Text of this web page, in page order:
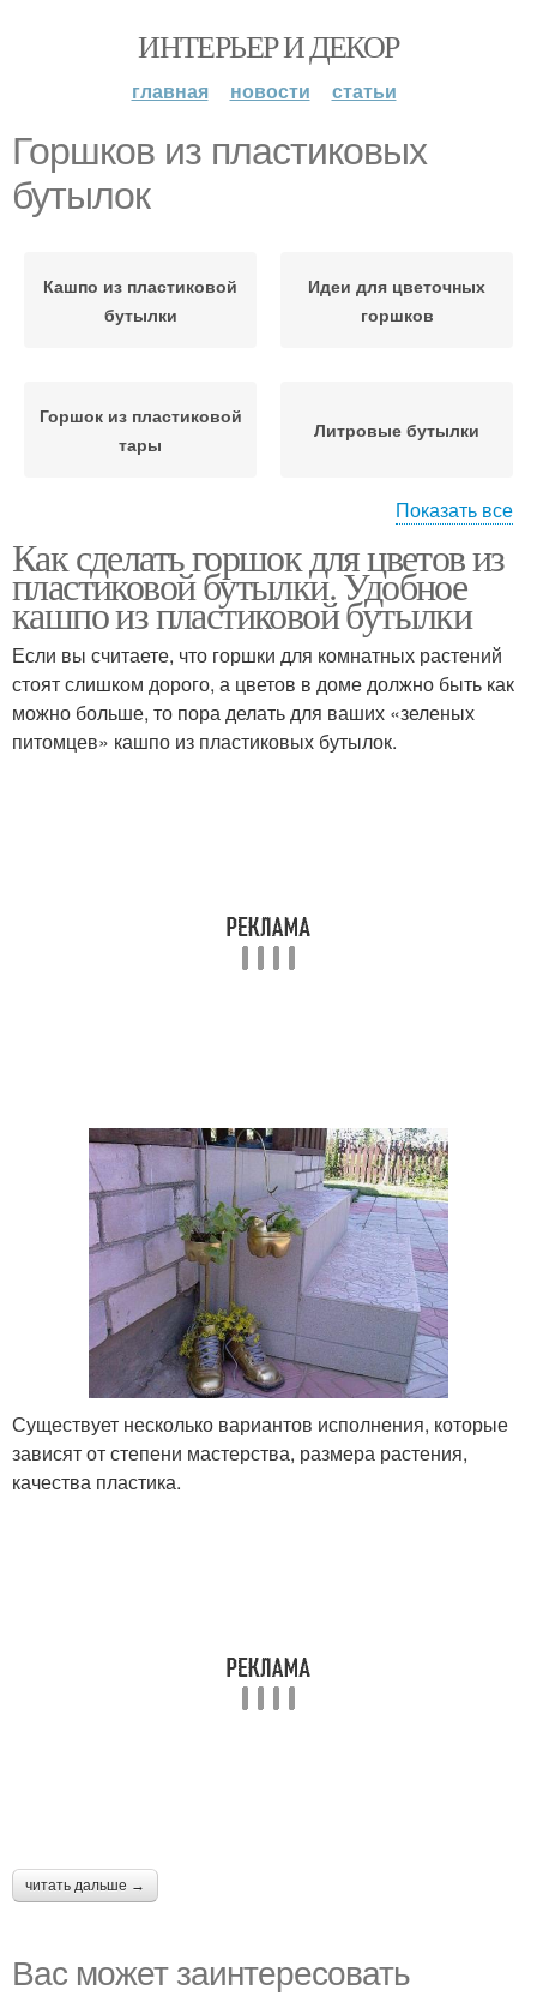
ИНТЕРЬЕР И ДЕКОР
главная новости статьи
Горшков из пластиковых
бутылок
Кашпо из пластиковой
бутылки
Идеи для цветочных
горшков
Горшок из пластиковой
тары
Литровые бутылки
бутылок
Бутылки для цветов
Литровая бутылка
Кашпо из пластиковых
бутылок
Показать все
Как сделать горшок для цветов из
пластиковой бутылки. Удобное
кашпо из пластиковой бутылки
Если вы считаете, что горшки для комнатных растений
стоят слишком дорого, а цветов в доме должно быть как
можно больше, то пора делать для ваших «зеленых
питомцев» кашпо из пластиковых бутылок.
Существует несколько вариантов исполнения, которые
зависят от степени мастерства, размера растения,
качества пластика.
читать дальше →
Вас может заинтересовать